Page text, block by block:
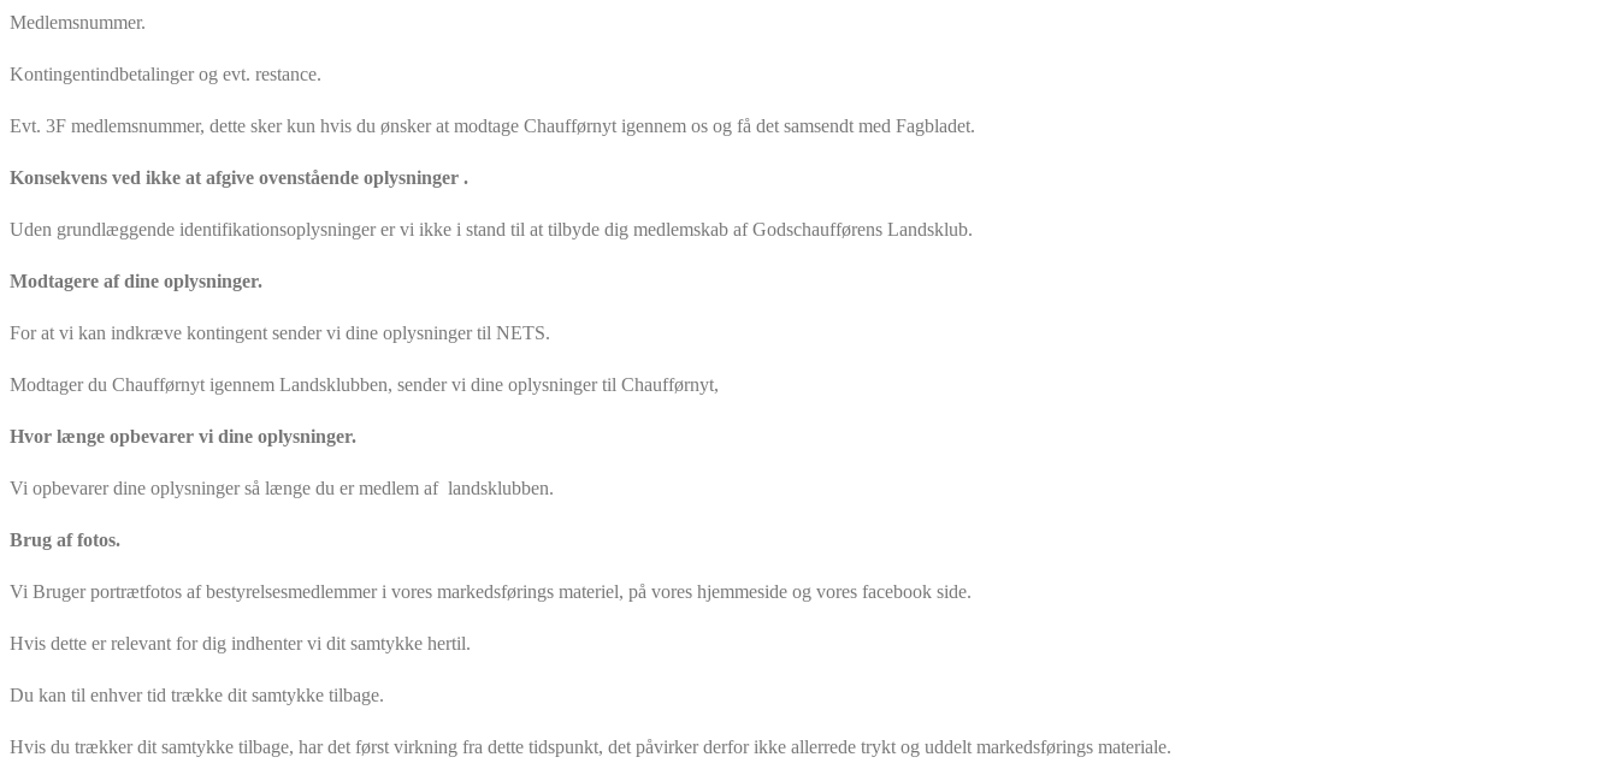
Medlemsnummer.
Kontingentindbetalinger og evt. restance.
Evt. 3F medlemsnummer, dette sker kun hvis du ønsker at modtage Chaufførnyt igennem os og få det samsendt med Fagbladet.
Konsekvens ved ikke at afgive ovenstående oplysninger .
Uden grundlæggende identifikationsoplysninger er vi ikke i stand til at tilbyde dig medlemskab af Godschaufførens Landsklub.
Modtagere af dine oplysninger.
For at vi kan indkræve kontingent sender vi dine oplysninger til NETS.
Modtager du Chaufførnyt igennem Landsklubben, sender vi dine oplysninger til Chaufførnyt,
Hvor længe opbevarer vi dine oplysninger.
Vi opbevarer dine oplysninger så længe du er medlem af landsklubben.
Brug af fotos.
Vi Bruger portrætfotos af bestyrelsesmedlemmer i vores markedsførings materiel, på vores hjemmeside og vores facebook side.
Hvis dette er relevant for dig indhenter vi dit samtykke hertil.
Du kan til enhver tid trække dit samtykke tilbage.
Hvis du trækker dit samtykke tilbage, har det først virkning fra dette tidspunkt, det påvirker derfor ikke allerrede trykt og uddelt markedsførings materiale.